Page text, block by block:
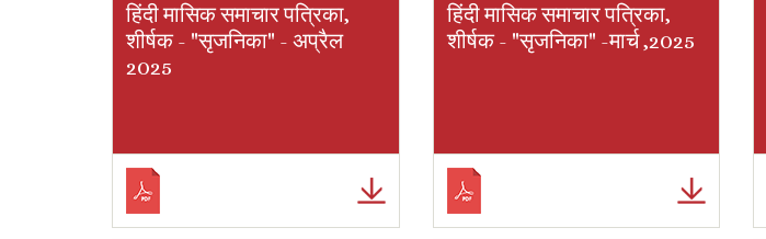
हिंदी मासिक समाचार पत्रिका,
शीर्षक - "सृजनिका" - अप्रैल
2025
हिंदी मासिक समाचार पत्रिका,
शीर्षक - "सृजनिका" -मार्च ,2025